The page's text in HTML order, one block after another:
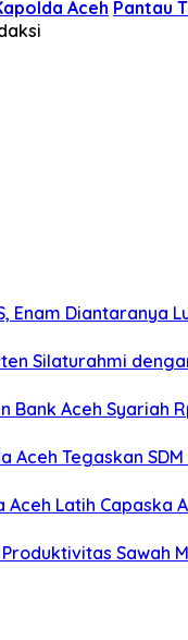
Aceh Pantau
Enam Diantaranya
Silaturahmi
Bank Aceh Syariah
Aceh Tegaskan
Latih Capaska
Sawah